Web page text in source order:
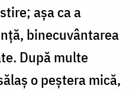
așa ca a
binecuvântarea
După multe
o peștera mică,